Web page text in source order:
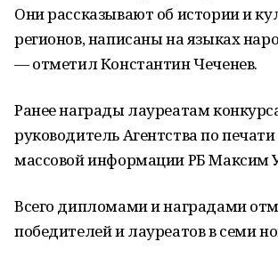
Они рассказывают об истории и
регионов, написаны на языках
— отметил Константин Чеченев.
Ранее награды лауреатам
руководитель Агентства по
массовой информации РБ Максим
Всего дипломами и наградами
победителей и лауреатов в семи